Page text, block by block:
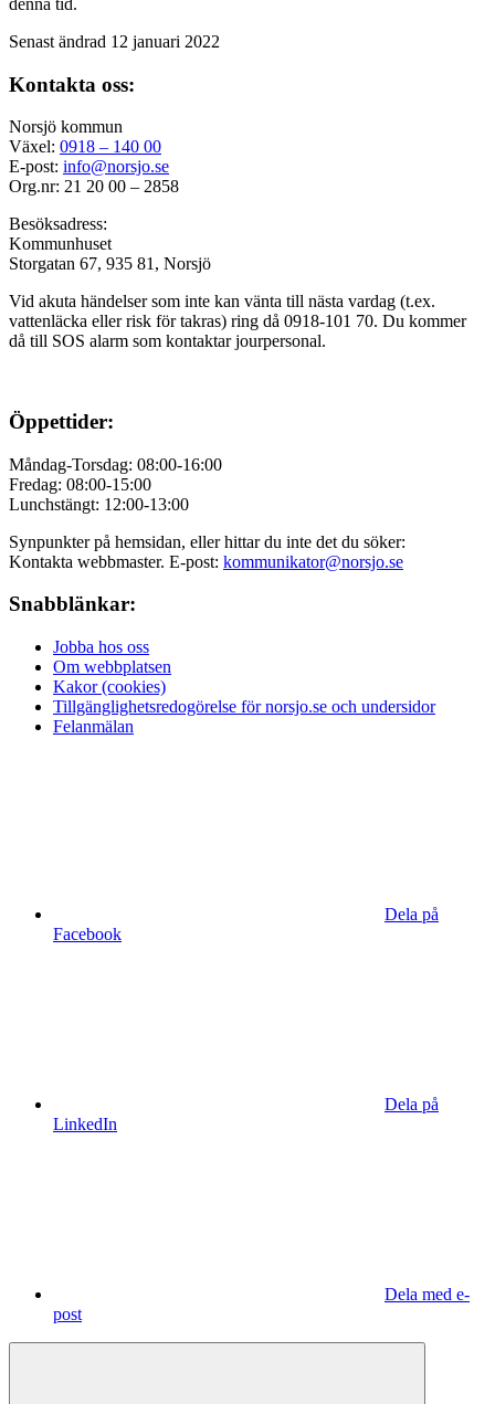
Senast ändrad 12 januari 2022
Kontakta oss:
Norsjö kommun
Växel: 0918 – 140 00
E-post: info@norsjo.se
Org.nr: 21 20 00 – 2858
Besöksadress:
Kommunhuset
Storgatan 67, 935 81, Norsjö
Vid akuta händelser som inte kan vänta till nästa vardag (t.ex.
vattenläcka ellerrisk för takras) ring då 0918-101 70. Du kommer
då till SOS alarm som kontaktar jourpersonal.
Öppettider:
Måndag-Torsdag: 08:00-16:00
Fredag: 08:00-15:00
Lunchstängt: 12:00-13:00
Synpunkter på hemsidan, eller hittar du inte det du söker:
Kontakta webbmaster. E-post: kommunikator@norsjo.se
Snabblänkar:
Jobba hos oss
Om webbplatsen
Kakor (cookies)
Tillgänglighetsredogörelse för norsjo.se och undersidor
Felanmälan
Dela på
Facebook
Dela på
LinkedIn
Dela med e-
post